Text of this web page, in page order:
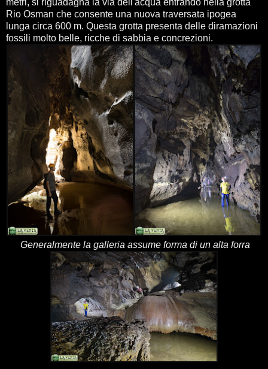
metri, si riguadagna la via dell'acqua entrando nella grotta
Rio Osman che consente una nuova traversata ipogea
lunga circa 600 m. Questa grotta presenta delle diramazioni
fossili molto belle, ricche di sabbia e concrezioni.
Generalmente la galleria assume forma di un alta forra